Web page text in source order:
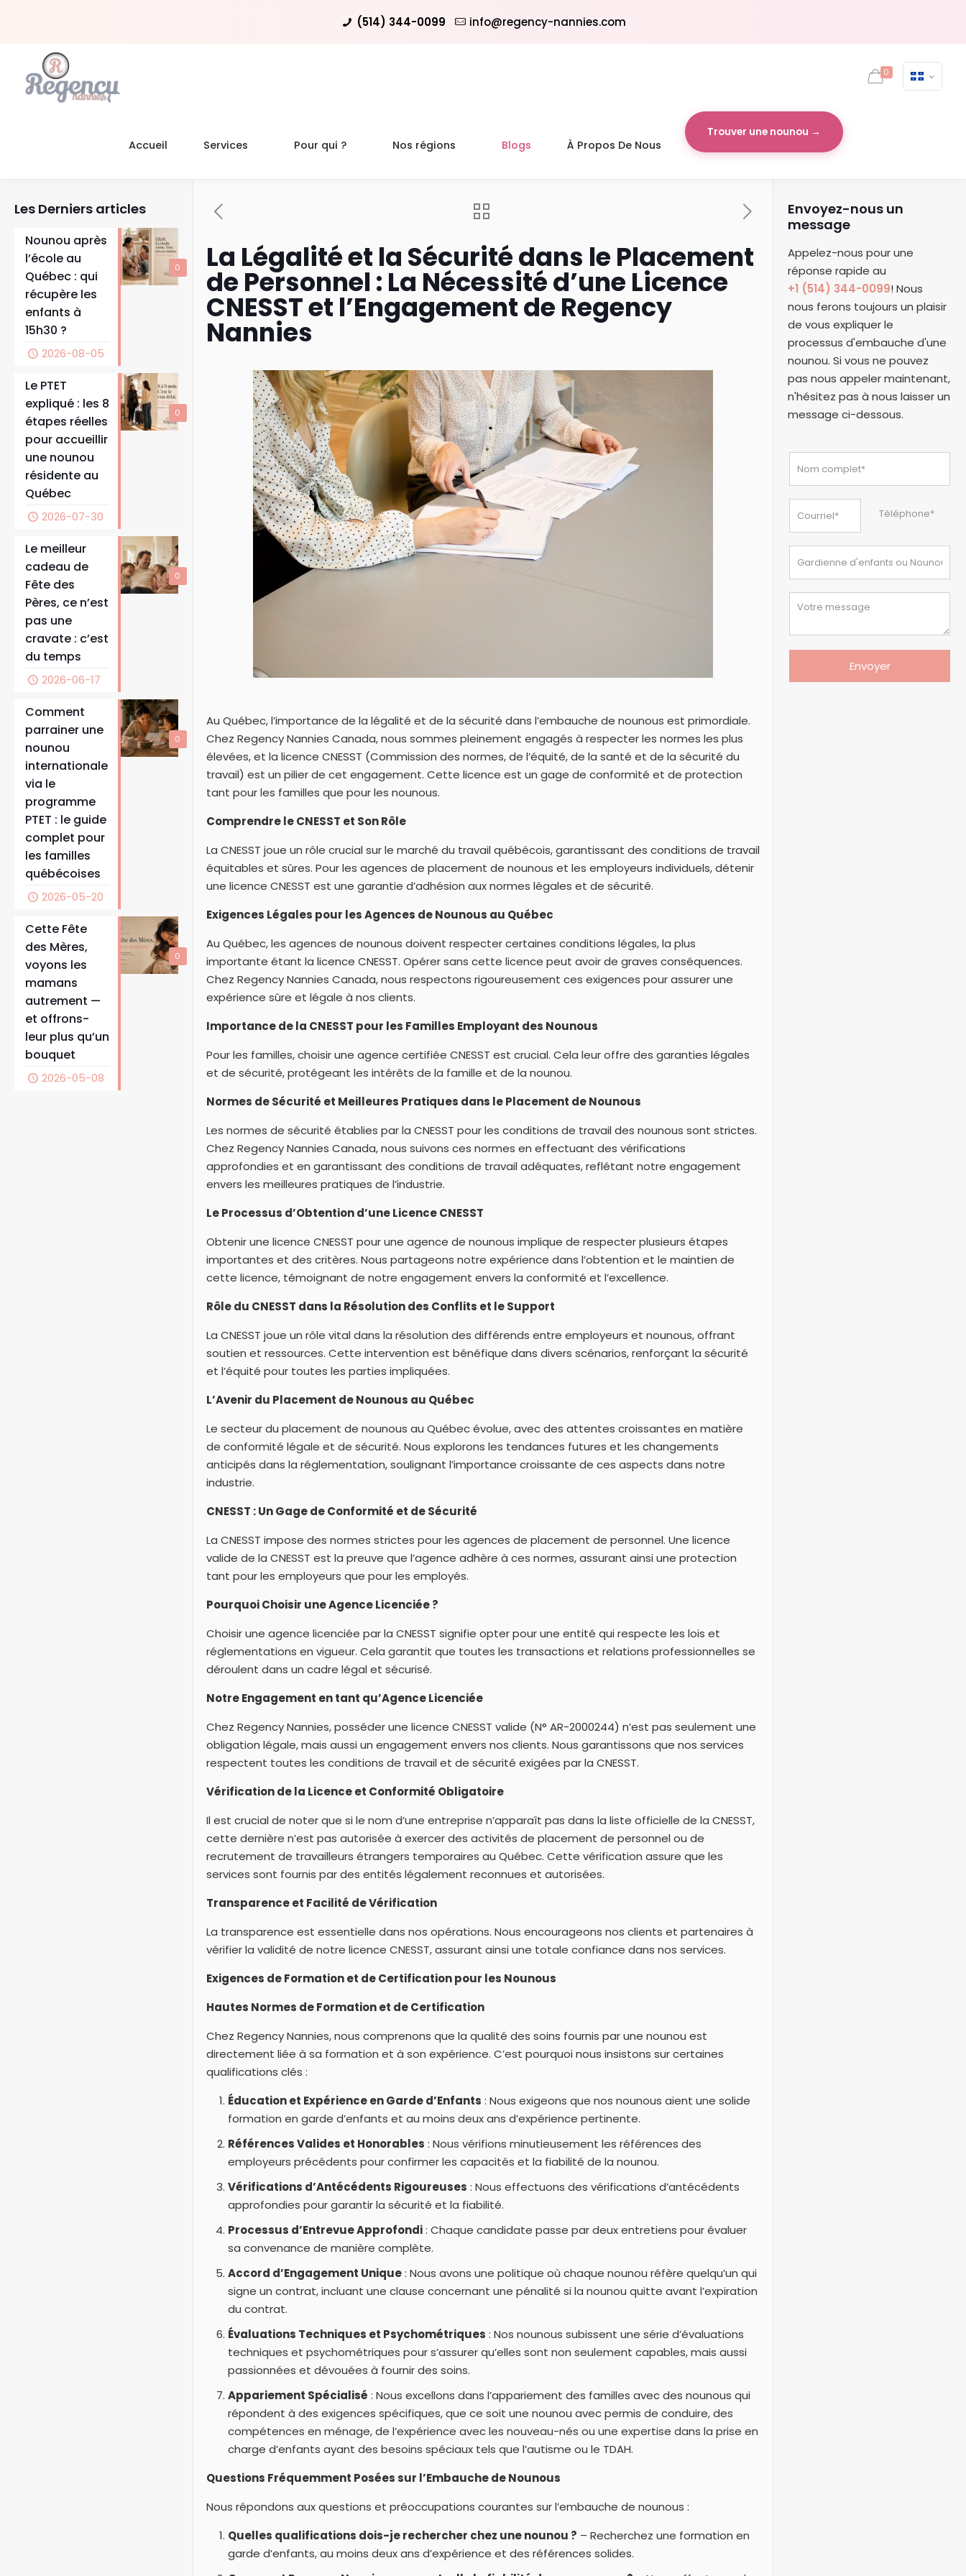
(514) 344-0099 info@regency-nannies.com
Accueil Services Pour qui ? Nos régions Blogs À Propos De Nous
Trouver une nounou →
0
La Légalité et la Sécurité dans le Placement
de Personnel : La Nécessité d’une Licence
CNESST et l’Engagement de Regency
Nannies
Au Québec, l’importance de la légalité et de la sécurité dans l’embauche de nounous est primordiale.
Chez Regency Nannies Canada, nous sommes pleinement engagés à respecter les normes les plus
élevées, et la licence CNESST (Commission des normes, de l’équité, de la santé et de la sécurité du
travail) est un pilier de cet engagement. Cette licence est un gage de conformité et de protection
tant pour les familles que pour les nounous.
Comprendre le CNESST et Son Rôle
La CNESST joue un rôle crucial sur le marché du travail québécois, garantissant des conditions de travail
équitables et sûres. Pour les agences de placement de nounous et les employeurs individuels, détenir
une licence CNESST est une garantie d’adhésion aux normes légales et de sécurité.
Exigences Légales pour les Agences de Nounous au Québec
Au Québec, les agences de nounous doivent respecter certaines conditions légales, la plus
importante étant la licence CNESST. Opérer sans cette licence peut avoir de graves conséquences.
Chez Regency Nannies Canada, nous respectons rigoureusement ces exigences pour assurer une
expérience sûre et légale à nos clients.
Importance de la CNESST pour les Familles Employant des Nounous
Pour les familles, choisir une agence certifiée CNESST est crucial. Cela leur offre des garanties légales
et de sécurité, protégeant les intérêts de la famille et de la nounou.
Normes de Sécurité et Meilleures Pratiques dans le Placement de Nounous
Les normes de sécurité établies par la CNESST pour les conditions de travail des nounous sont strictes.
Chez Regency Nannies Canada, nous suivons ces normes en effectuant des vérifications
approfondies et en garantissant des conditions de travail adéquates, reflétant notre engagement
envers les meilleures pratiques de l’industrie.
Le Processus d’Obtention d’une Licence CNESST
Obtenir une licence CNESST pour une agence de nounous implique de respecter plusieurs étapes
importantes et des critères. Nous partageons notre expérience dans l’obtention et le maintien de
cette licence, témoignant de notre engagement envers la conformité et l’excellence.
Rôle du CNESST dans la Résolution des Conflits et le Support
La CNESST joue un rôle vital dans la résolution des différends entre employeurs et nounous, offrant
soutien et ressources. Cette intervention est bénéfique dans divers scénarios, renforçant la sécurité
et l’équité pour toutes les parties impliquées.
L’Avenir du Placement de Nounous au Québec
Le secteur du placement de nounous au Québec évolue, avec des attentes croissantes en matière
de conformité légale et de sécurité. Nous explorons les tendances futures et les changements
anticipés dans la réglementation, soulignant l’importance croissante de ces aspects dans notre
industrie.
CNESST : Un Gage de Conformité et de Sécurité
La CNESST impose des normes strictes pour les agences de placement de personnel. Une licence
valide de la CNESST est la preuve que l’agence adhère à ces normes, assurant ainsi une protection
tant pour les employeurs que pour les employés.
Pourquoi Choisir une Agence Licenciée ?
Choisir une agence licenciée par la CNESST signifie opter pour une entité qui respecte les lois et
réglementations en vigueur. Cela garantit que toutes les transactions et relations professionnelles se
déroulent dans un cadre légal et sécurisé.
Notre Engagement en tant qu’Agence Licenciée
Chez Regency Nannies, posséder une licence CNESST valide (N° AR-2000244) n’est pas seulement une
obligation légale, mais aussi un engagement envers nos clients. Nous garantissons que nos services
respectent toutes les conditions de travail et de sécurité exigées par la CNESST.
Vérification de la Licence et Conformité Obligatoire
Il est crucial de noter que si le nom d’une entreprise n’apparaît pas dans la liste officielle de la CNESST,
cette dernière n’est pas autorisée à exercer des activités de placement de personnel ou de
recrutement de travailleurs étrangers temporaires au Québec. Cette vérification assure que les
services sont fournis par des entités légalement reconnues et autorisées.
Transparence et Facilité de Vérification
La transparence est essentielle dans nos opérations. Nous encourageons nos clients et partenaires à
vérifier la validité de notre licence CNESST, assurant ainsi une totale confiance dans nos services.
Exigences de Formation et de Certification pour les Nounous
Hautes Normes de Formation et de Certification
Chez Regency Nannies, nous comprenons que la qualité des soins fournis par une nounou est
directement liée à sa formation et à son expérience. C’est pourquoi nous insistons sur certaines
qualifications clés :
Éducation et Expérience en Garde d’Enfants : Nous exigeons que nos nounous aient une solide
formation en garde d’enfants et au moins deux ans d’expérience pertinente.
Références Valides et Honorables : Nous vérifions minutieusement les références des
employeurs précédents pour confirmer les capacités et la fiabilité de la nounou.
Vérifications d’Antécédents Rigoureuses : Nous effectuons des vérifications d’antécédents
approfondies pour garantir la sécurité et la fiabilité.
Processus d’Entrevue Approfondi: Chaque candidate passe par deux entretiens pour évaluer
sa convenance de manière complète.
Accord d’Engagement Unique: Nous avons une politique où chaque nounou réfère quelqu’un qui
signe un contrat, incluant une clause concernant une pénalité si la nounou quitte avant l’expiration
du contrat.
Évaluations Techniques et Psychométriques : Nos nounous subissent une série d’évaluations
techniques et psychométriques pour s’assurer qu’elles sont non seulement capables, mais aussi
passionnées et dévouées à fournir des soins.
Appariement Spécialisé : Nous excellons dans l’appariement des familles avec des nounous qui
répondent à des exigences spécifiques, que ce soit une nounou avec permis de conduire, des
compétences en ménage, de l’expérience avec les nouveau-nés ou une expertise dans la prise en
charge d’enfants ayant des besoins spéciaux tels que l’autisme ou le TDAH.
Questions Fréquemment Posées sur l’Embauche de Nounous
Nous répondons aux questions et préoccupations courantes sur l’embauche de nounous :
Quelles qualifications dois-je rechercher chez une nounou ? – Recherchez une formation en
garde d’enfants, au moins deux ans d’expérience et des références solides.
Les Derniers articles
0
Nounou après
l’école au
Québec : qui
récupère les
enfants à
15h30 ?
2026-08-05
0
Le PTET
expliqué : les 8
étapes réelles
pour accueillir
une nounou
résidente au
Québec
2026-07-30
0
Le meilleur
cadeau de
Fête des
Pères, ce n’est
pas une
cravate : c’est
du temps
2026-06-17
0
Comment
parrainer une
nounou
internationale
via le
programme
PTET : le guide
complet pour
les familles
québécoises
2026-05-20
0
Cette Fête
des Mères,
voyons les
mamans
autrement —
et offrons-
leur plus qu’un
bouquet
2026-05-08
Envoyez-nous un
message
Appelez-nous pour une
réponse rapide au
+1 (514) 344-0099! Nous
nous ferons toujours un plaisir
de vous expliquer le
processus d'embauche d'une
nounou. Si vous ne pouvez
pas nous appeler maintenant,
n'hésitez pas à nous laisser un
message ci-dessous.